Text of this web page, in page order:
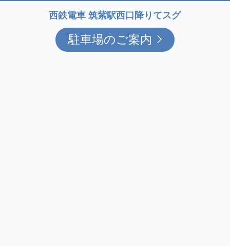
西鉄電車 筑紫駅西口降りてスグ
駐車場のご案内